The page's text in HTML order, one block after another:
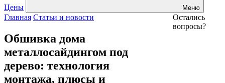
Цены Меню
Главная Статьи и новости
Обшивка дома
металлосайдингом под
дерево: технология
монтажа, плюсы и
Остались
вопросы?